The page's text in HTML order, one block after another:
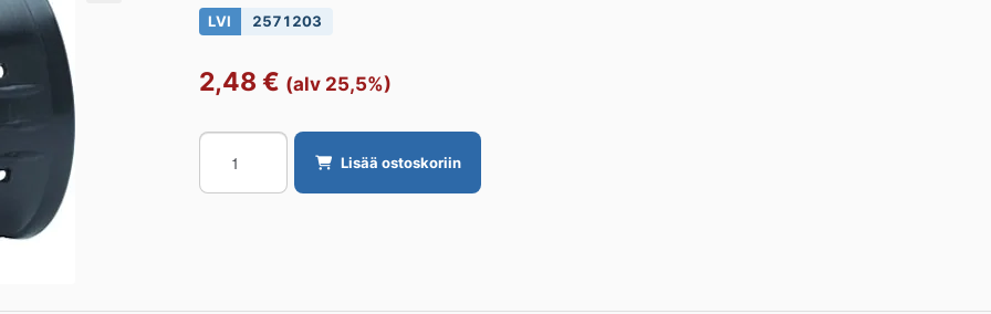
LVI 2571203
2,48 € (alv 25,5%)
Liitosholkki
UPONOR
SMH
Lisää ostoskoriin